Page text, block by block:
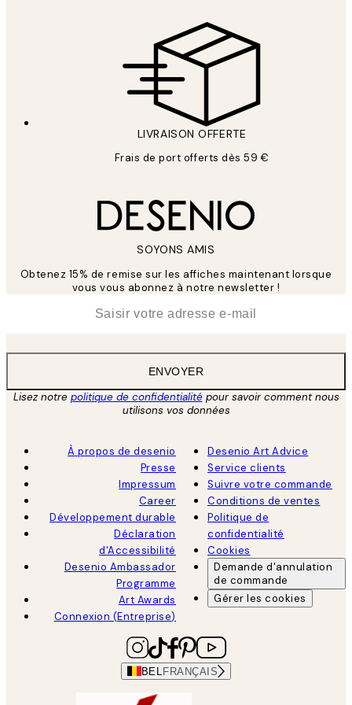
LIVRAISON OFFERTE
Frais de port offerts dès 59 €
SOYONS AMIS
Obtenez 15% de remise sur les affiches maintenant lorsque
vous vous abonnez à notre newsletter !
ENVOYER
Lisez notre politique de confidentialitépour savoir comment nous
utilisons vos données
À propos de desenio
Presse
Impressum
Career
Développement durable
Déclaration
d'Accessibilité
Desenio Ambassador
Programme
Art Awards
Connexion (Entreprise)
Desenio Art Advice
Service clients
Suivre votre commande
Conditions de ventes
Politique de
confidentialité
Cookies
Demande d'annulation
de commande
Gérer les cookies
BEL FRANÇAIS